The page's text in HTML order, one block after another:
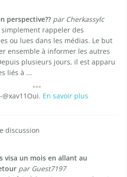
perspective?? par Cherkassylc
simplement rappeler des
ou lues dans les médias. Le but
ensemble à informer les autres
plusieurs jours, il est apparu
liés à ...
En savoir plus
discussion
visa un mois en allant au
par Guest7197